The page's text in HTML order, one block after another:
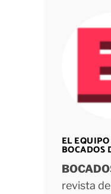
EL
BOCADOS
revista